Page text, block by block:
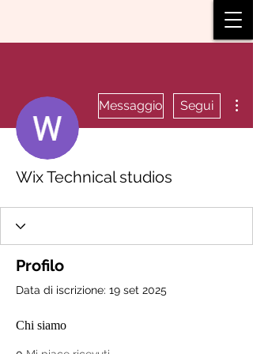
Messaggio Segui
Wix Technical studios
Profilo
Data di iscrizione: 19 set 2025
Chi siamo